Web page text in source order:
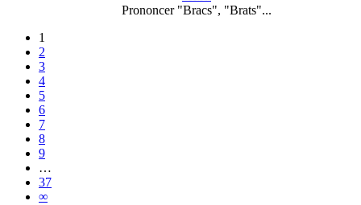
Prononcer "Bracs", "Brats"...
1
2
3
4
5
6
7
8
9
…
37
∞